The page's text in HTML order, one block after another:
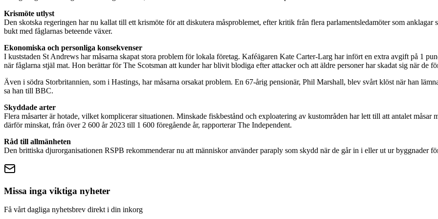
Krismöte utlyst
Den skotska regeringen har nu kallat till ett krismöte för att diskutera måsproblemet, efter kritik från flera parlamentsledamöter som
bukt med fåglarnas beteende växer.
Ekonomiska och personliga konsekvenser
I kuststaden St Andrews har måsarna skapat stora problem för lokala företag. Kaféägaren Kate Carter-Larg har infört en extra avgift på 1
när fåglarna stjäl mat. Hon berättar för The Scotsman att kunder har blivit blodiga efter attacker och att äldre personer har skadat sig när de
Även i södra Storbritannien, som i Hastings, har måsarna orsakat problem. En 67-årig pensionär, Phil Marshall, blev svårt klöst när han
sa han till BBC.
Skyddade arter
Flera måsarter är hotade, vilket komplicerar situationen. Minskade fiskbestånd och exploatering av kustområden har lett till att antalet
därför minskat, från över 2 600 år 2023 till 1 600 föregående år, rapporterar The Independent.
Råd till allmänheten
Den brittiska djurorganisationen RSPB rekommenderar nu att människor använder paraply som skydd när de går in i eller ut ur byggnader
Missa inga viktiga nyheter
Få vårt dagliga nyhetsbrev direkt i din inkorg